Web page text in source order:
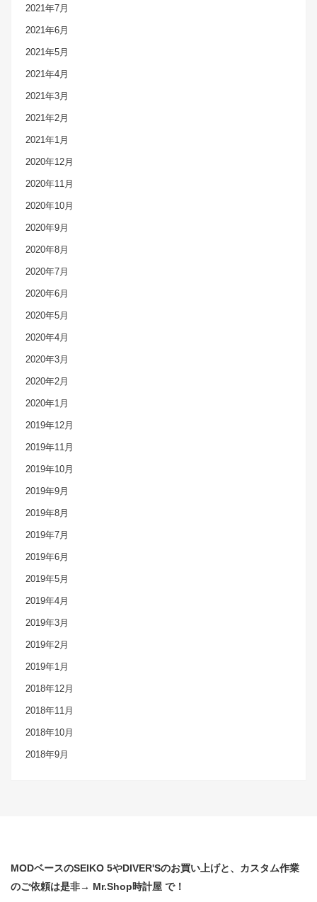
2021年7月
2021年6月
2021年5月
2021年4月
2021年3月
2021年2月
2021年1月
2020年12月
2020年11月
2020年10月
2020年9月
2020年8月
2020年7月
2020年6月
2020年5月
2020年4月
2020年3月
2020年2月
2020年1月
2019年12月
2019年11月
2019年10月
2019年9月
2019年8月
2019年7月
2019年6月
2019年5月
2019年4月
2019年3月
2019年2月
2019年1月
2018年12月
2018年11月
2018年10月
2018年9月
MODベースのSEIKO 5やDIVER'Sのお買い上げと、カスタム作業
のご依頼は是非→ Mr.Shop時計屋 で！